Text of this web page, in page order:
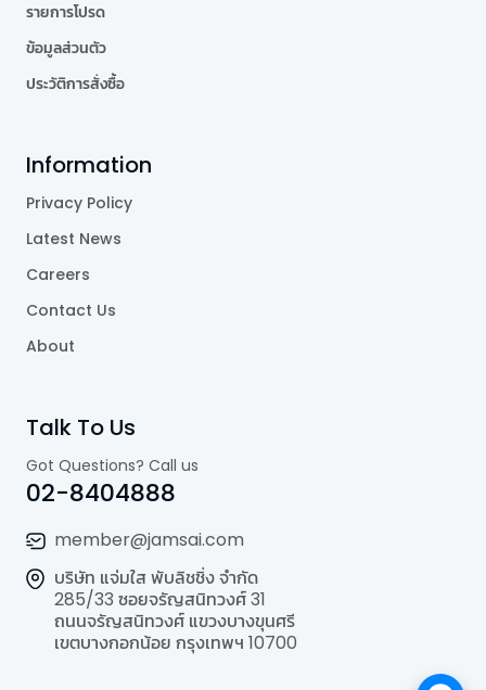
รายการโปรด
ข้อมูลส่วนตัว
ประวัติการสั่งซื้อ
Information
Privacy Policy
Latest News
Careers
Contact Us
About
Talk To Us
Got Questions? Call us
02-8404888
member@jamsai.com
บริษัท แจ่มใส พับลิชชิ่ง จำกัด
285/33 ซอยจรัญสนิทวงศ์ 31
ถนนจรัญสนิทวงศ์ แขวงบางขุนศรี
เขตบางกอกน้อย กรุงเทพฯ 10700